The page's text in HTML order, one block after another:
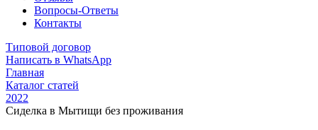
Вопросы-Ответы
Контакты
Типовой договор
Написать в WhatsApp
Главная
Каталог статей
2022
Сиделка в Мытищи без проживания